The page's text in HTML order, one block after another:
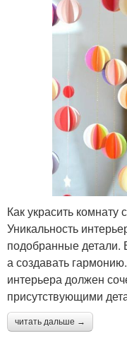
Как украсить
Уникальность
подобранные
а создавать
интерьера должен
присутствующими
читать дальше →